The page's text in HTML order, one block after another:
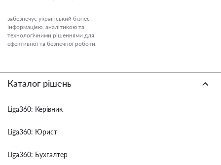
забезпечує український бізнес
інформацією, аналітикою та
технологічними рішеннями для
ефективної та безпечної роботи.
Каталог рішень
Liga360: Керівник
Liga360: Юрист
Liga360: Бухгалтер